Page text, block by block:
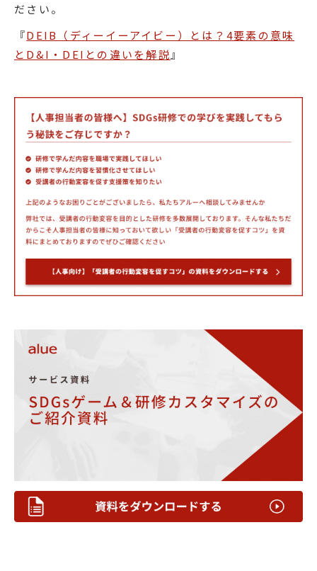
ださい。
『DEIB（ディーイーアイビー）とは？4要素の意味
とD&I・DEIとの違いを解説』